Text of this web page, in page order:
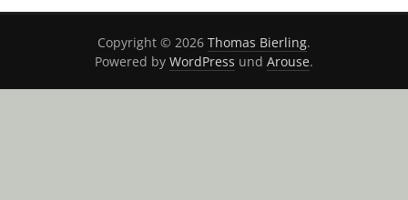
Copyright © 2026 Thomas Bierling.
Powered by WordPress und Arouse.